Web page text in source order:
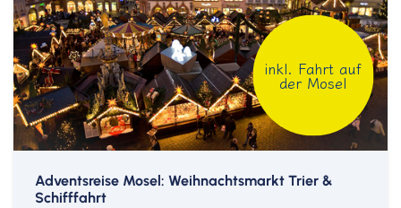
inkl. Fahrt auf
der Mosel
Adventsreise Mosel: Weihnachtsmarkt Trier &
Schifffahrt